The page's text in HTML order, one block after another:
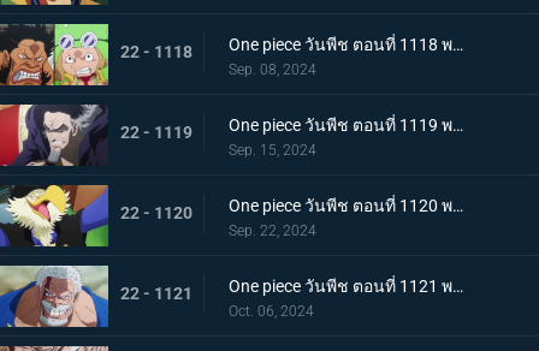
22 - 1118 One piece วันพีช ตอนที่ 1118 พากย์ไทย ดินแดนศักดิ์สิทธิ์ในความวุ่นวาย! การโจมตีเต็มกำลังของ Sai และ Leo!
Sep. 08, 2024
22 - 1119 One piece วันพีช ตอนที่ 1119 พากย์ไทย ข้อความที่ได้รับมอบหมาย! การตัดสินใจของงูจงอาง
Sep. 15, 2024
22 - 1120 One piece วันพีช ตอนที่ 1120 พากย์ไทย โลกสั่นสะเทือน! คำพิพากษาของผู้ปกครองและการกระทำของผู้เฒ่าทั้งห้า!
Sep. 22, 2024
22 - 1121 One piece วันพีช ตอนที่ 1121 พากย์ไทย การ์ปและคุซัน - การปะทะกันของอาจารย์และลูกศิษย์
Oct. 06, 2024